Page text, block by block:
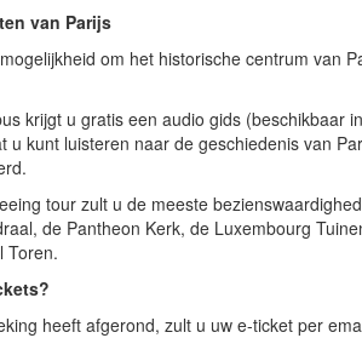
van Parijs
om het historische centrum van
krijgt u gratis een audio gids (beschikbaar
u kunt luisteren naar de geschiedenis van
tour zult u de meeste
de Pantheon Kerk, de Luxembourg
Toren.
heeft afgerond, zult u uw e-ticket per